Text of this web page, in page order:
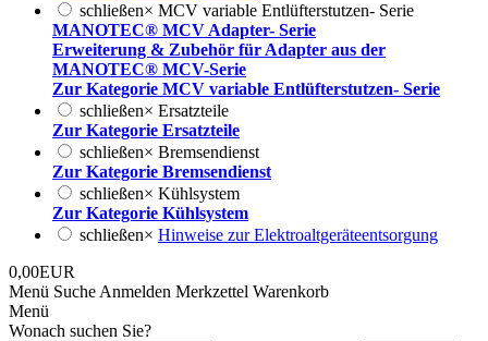
schließen× MCV variable Entlüfterstutzen- Serie
MANOTEC® MCV Adapter- Serie
Erweiterung & Zubehör für Adapter aus der
MANOTEC® MCV-Serie
Zur Kategorie MCV variable Entlüfterstutzen- Serie
schließen× Ersatzteile
Zur Kategorie Ersatzteile
schließen× Bremsendienst
Zur Kategorie Bremsendienst
schließen× Kühlsystem
Zur Kategorie Kühlsystem
schließen× Hinweise zur Elektroaltgeräteentsorgung
0,00EUR
Menü Suche Anmelden Merkzettel Warenkorb
Menü
Wonach suchen Sie?